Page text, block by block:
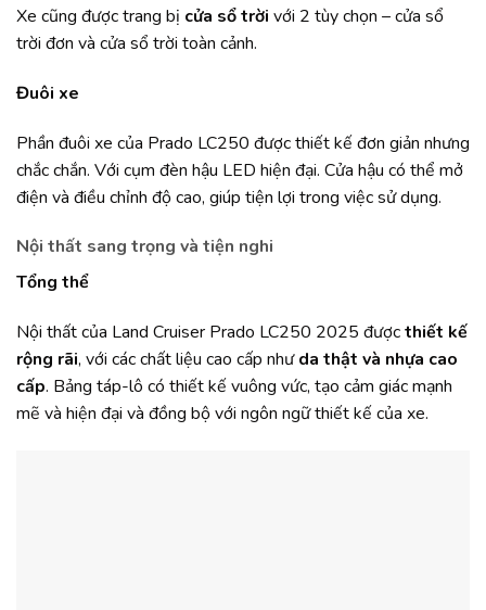
Xe cũng được trang bị cửa sổ trời với 2 tùy chọn – cửa sổ
trời đơn và cửa sổ trời toàn cảnh.
Đuôi xe
Phần đuôi xe của Prado LC250 được thiết kế đơn giản nhưng
chắc chắn. Với cụm đèn hậu LED hiện đại. Cửa hậu có thể mở
điện và điều chỉnh độ cao, giúp tiện lợi trong việc sử dụng.
Nội thất sang trọng và tiện nghi
Tổng thể
Nội thất của Land Cruiser Prado LC250 2025 đượcthiết kế
rộng rãi, với các chất liệu cao cấp nhưda thật và nhựa cao
cấp. Bảng táp-lô có thiết kế vuông vức, tạo cảm giác mạnh
mẽ và hiện đại và đồng bộ với ngôn ngữ thiết kế của xe.